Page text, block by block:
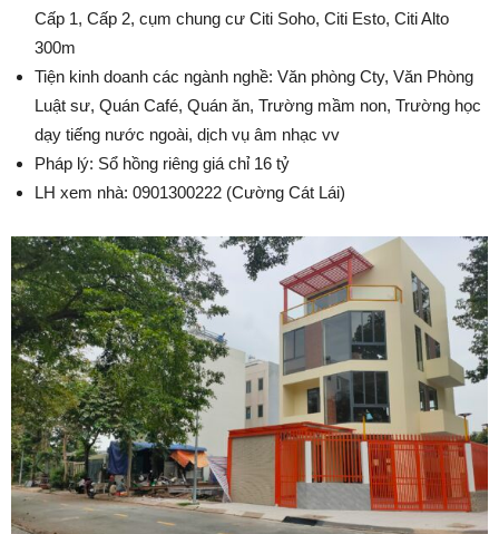
Cấp 1, Cấp 2, cụm chung cư Citi Soho, Citi Esto, Citi Alto
300m
Tiện kinh doanh các ngành nghề: Văn phòng Cty, Văn Phòng
Luật sư, Quán Café, Quán ăn, Trường mầm non, Trường học
dạy tiếng nước ngoài, dịch vụ âm nhạc vv
Pháp lý: Sổ hồng riêng giá chỉ 16 tỷ
LH xem nhà: 0901300222 (Cường Cát Lái)